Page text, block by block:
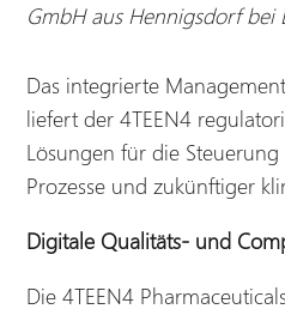
GmbH aus Hennigsdorf bei
Das integrierte
liefert der 4TEEN4
Lösungen für die
Prozesse und zukünftiger
Digitale Qualitäts- und
Die 4TEEN4